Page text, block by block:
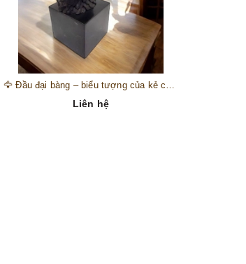
Liên hệ